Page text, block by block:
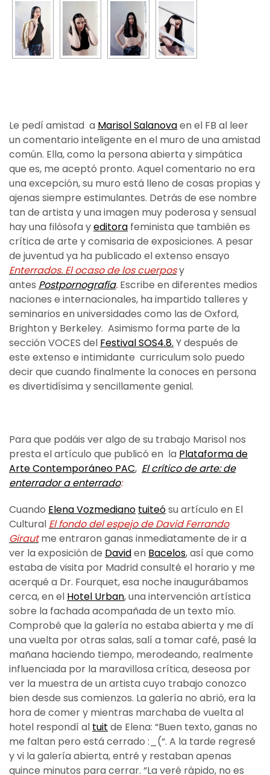
Le pedí amistad a Marisol Salanovaen el FB al leer
un comentario inteligente en el muro de una amistad
común. Ella, como la persona abierta y simpática
que es, me aceptó pronto. Aquel comentario no era
una excepción, su muro está lleno de cosas propias y
ajenas siempre estimulantes. Detrás de ese nombre
tan de artista y una imagen muy poderosa y sensual
hay una filósofa yeditora feminista que también es
crítica de arte y comisaria de exposiciones. A pesar
de juventud ya ha publicado el extenso ensayo
Enterrados. El ocaso de los cuerposy
antes Postpornografía. Escribe en diferentes medios
naciones e internacionales, ha impartido talleres y
seminarios en universidades como las de Oxford,
Brighton y Berkeley. Asimismo forma parte de la
sección VOCES del Festival SOS4.8. Y después de
este extenso e intimidante curriculum solo puedo
decir que cuando finalmente la conoces en persona
es divertidísima y sencillamente genial.
Para que podáis ver algo de su trabajo Marisol nos
presta el artículo que publicó en la Plataforma de
Arte Contemporáneo PAC, El crítico de arte: de
enterrador a enterrado:
Cuando Elena Vozmediano tuiteósu artículo en El
Cultural El fondo del espejo de David Ferrando
Girautme entraron ganas inmediatamente de ir a
ver la exposición de Daviden Bacelos, así que como
estaba de visita por Madrid consulté el horario y me
acerqué a Dr. Fourquet, esa noche inaugurábamos
cerca, en el Hotel Urban, una intervención artística
sobre la fachada acompañada de un texto mío.
Comprobé que la galería no estaba abierta y me dí
una vuelta por otras salas, salí a tomar café, pasé la
mañana haciendo tiempo, merodeando, realmente
influenciada por la maravillosa crítica, deseosa por
ver la muestra de un artista cuyo trabajo conozco
bien desde sus comienzos. La galería no abrió, era la
hora de comer y mientras marchaba de vuelta al
hotel respondí al tuit de Elena: “Buen texto, ganas no
me faltan pero está cerrado :_(“. A la tarde regresé
y vi la galería abierta, entré y restaban apenas
quince minutos para cerrar. “La veré rápido, no es